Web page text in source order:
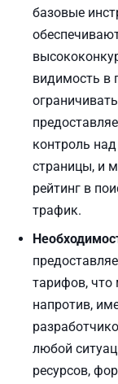
базовые
видимость в
контроль
страницы, и
рейтинг в
трафик.
тарифов, что
напротив,
любой
ресурсов,